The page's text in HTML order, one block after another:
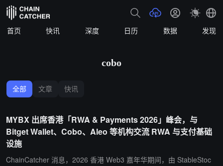
首页 快讯 深度 日历 数据 发现
cobo
全部 文章 快讯
MYBX 出席香港「RWA & Payments 2026」峰会，与
Bitget Wallet、Cobo、Aleo 等机构交流 RWA 与支付基础
设施
ChainCatcher 消息，2026 香港 Web3 嘉年华期间，由 StableStoc